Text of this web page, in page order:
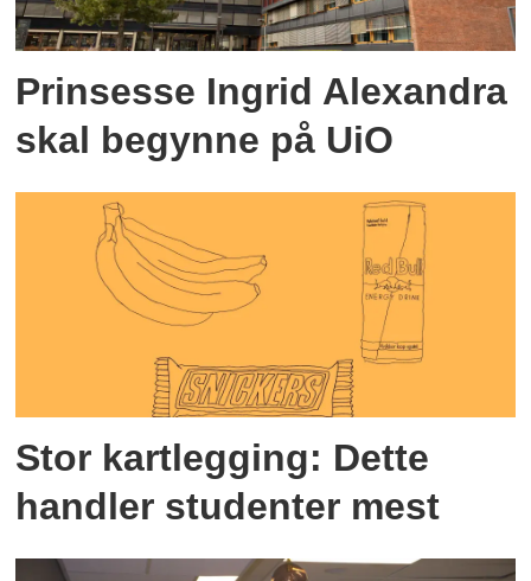
Prinsesse Ingrid Alexandra
skal begynne på UiO
Stor kartlegging: Dette
handler studenter mest